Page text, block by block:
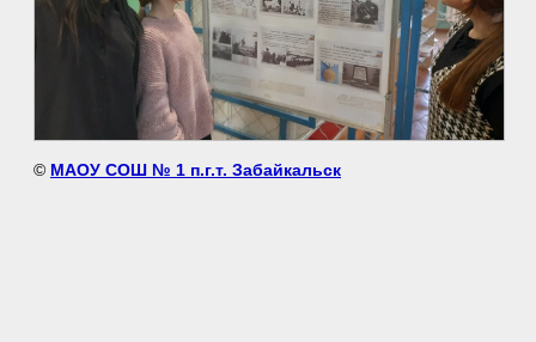
© МАОУ СОШ № 1 п.г.т. Забайкальск